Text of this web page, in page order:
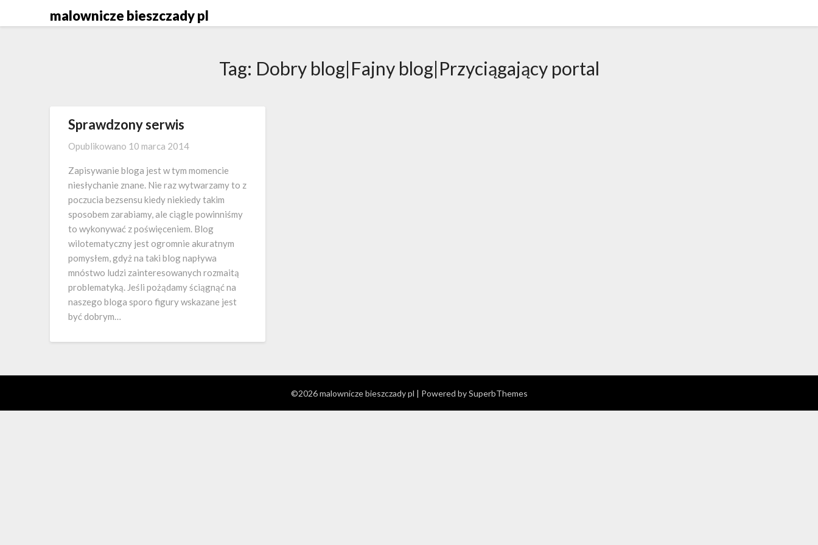
malownicze bieszczady pl
Tag: Dobry blog|Fajny blog|Przyciągający portal
Sprawdzony serwis
Opublikowano 10 marca 2014
Zapisywanie bloga jest w tym momencie
niesłychanie znane. Nie raz wytwarzamy to z
poczucia bezsensu kiedy niekiedy takim
sposobem zarabiamy, ale ciągle powinniśmy
to wykonywać z poświęceniem. Blog
wilotematyczny jest ogromnie akuratnym
pomysłem, gdyż na taki blog napływa
mnóstwo ludzi zainteresowanych rozmaitą
problematyką. Jeśli pożądamy ściągnąć na
naszego bloga sporo figury wskazane jest
być dobrym…
©2026 malownicze bieszczady pl | Powered bySuperbThemes